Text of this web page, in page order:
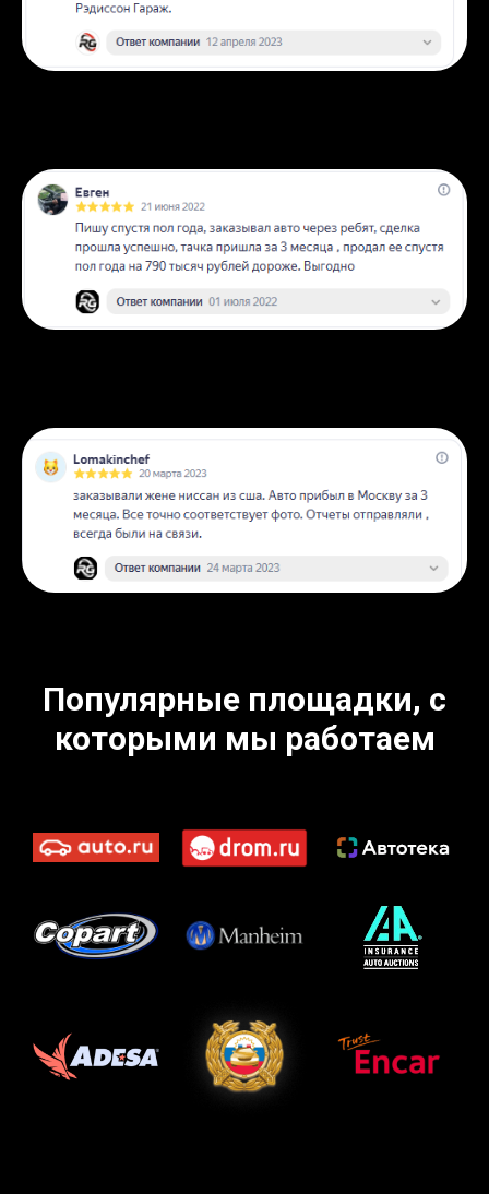
Популярные площадки, с
которыми мы работаем